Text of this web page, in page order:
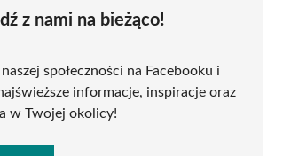
z nami na bieżąco!
społeczności na Facebooku i
informacje, inspiracje oraz
w Twojej okolicy!